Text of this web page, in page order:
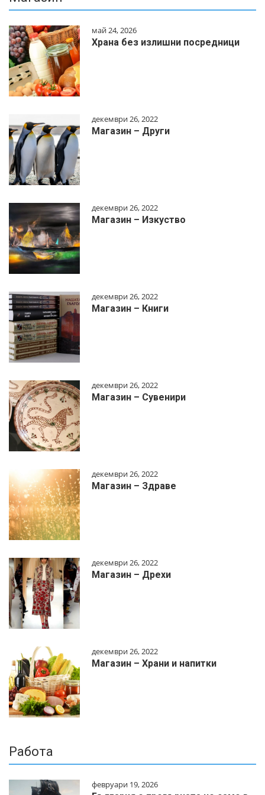
май 24, 2026
Храна без излишни посредници
декември 26, 2022
Магазин – Други
декември 26, 2022
Магазин – Изкуство
декември 26, 2022
Магазин – Книги
декември 26, 2022
Магазин – Сувенири
декември 26, 2022
Магазин – Здраве
декември 26, 2022
Магазин – Дрехи
декември 26, 2022
Магазин – Храни и напитки
Работа
февруари 19, 2026